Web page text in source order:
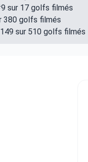
sur 17 golfs filmés
380 golfs filmés
sur 510 golfs filmés